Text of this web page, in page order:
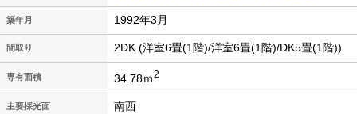
築年月 1992年3月
間取り 2DK (洋室6畳(1階)/洋室6畳(1階)/DK5畳(1階))
専有面積 34.78ｍ2
主要採光面 南西